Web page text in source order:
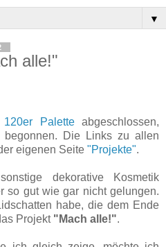
▼
alle!"
120er Paletteabgeschlossen,
Die Links zu allen
eigenen Seite "Projekte".
dekorative Kosmetik
so gut wie gar nicht gelungen.
habe, die dem Ende
Projekt "Mach alle!".